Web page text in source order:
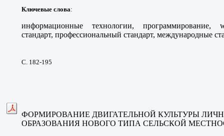
Ключевые слова:
информационные технологии, программирование,
стандарт, профессиональный стандарт, международные
С. 182-195
ФОРМИРОВАНИЕ ДВИГАТЕЛЬНОЙ КУЛЬТУРЫ
ОБРАЗОВАНИЯ НОВОГО ТИПА СЕЛЬСКОЙ